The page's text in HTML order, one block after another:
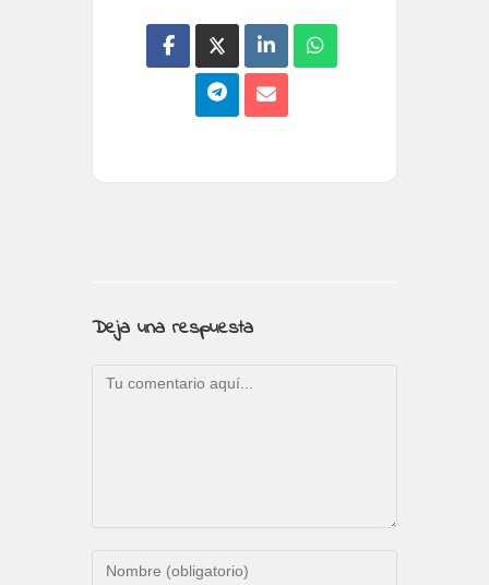
Deja una respuesta
Comentario
Introduce